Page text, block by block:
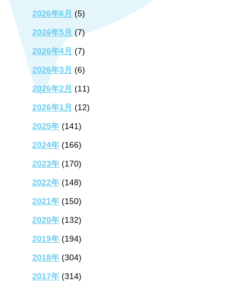
2026年6月 (5)
2026年5月 (7)
2026年4月 (7)
2026年3月 (6)
2026年2月 (11)
2026年1月 (12)
2025年 (141)
2024年 (166)
2023年 (170)
2022年 (148)
2021年 (150)
2020年 (132)
2019年 (194)
2018年 (304)
2017年 (314)